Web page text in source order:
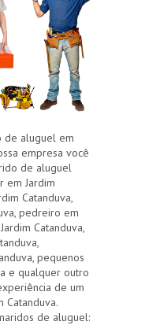
aluguel em
empresa você
de aluguel
em Jardim
Catanduva,
pedreiro em
Catanduva,
pequenos
e qualquer outro
de um
Catanduva.
de aluguel: